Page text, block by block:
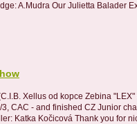
A.Mudra Our Julietta Balader
Xellus od kopce Zebina
CAC - and finished CZ Junior
Katka Kočicová Thank you for